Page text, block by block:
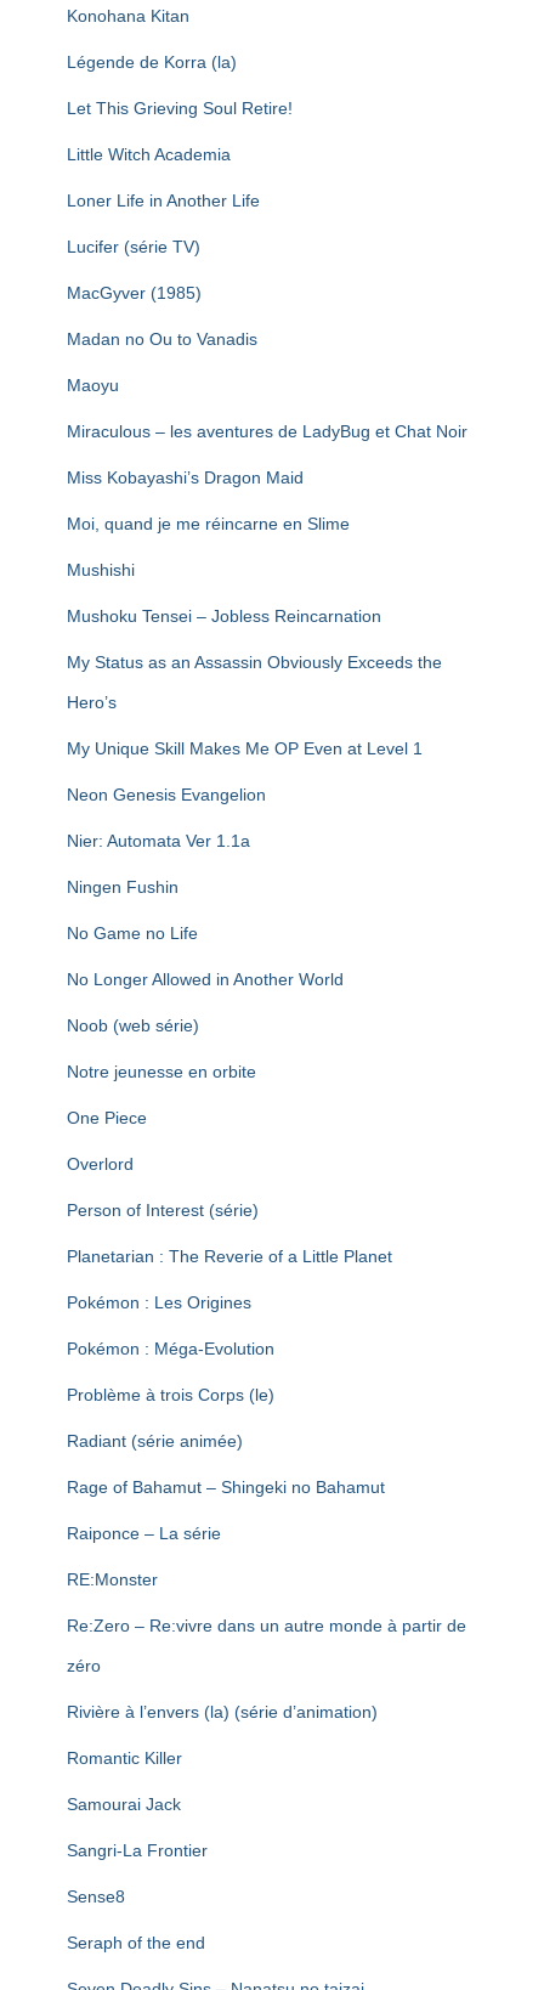
Konohana Kitan
Légende de Korra (la)
Let This Grieving Soul Retire!
Little Witch Academia
Loner Life in Another Life
Lucifer (série TV)
MacGyver (1985)
Madan no Ou to Vanadis
Maoyu
Miraculous – les aventures de LadyBug et Chat Noir
Miss Kobayashi’s Dragon Maid
Moi, quand je me réincarne en Slime
Mushishi
Mushoku Tensei – Jobless Reincarnation
My Status as an Assassin Obviously Exceeds the
Hero’s
My Unique Skill Makes Me OP Even at Level 1
Neon Genesis Evangelion
Nier: Automata Ver 1.1a
Ningen Fushin
No Game no Life
No Longer Allowed in Another World
Noob (web série)
Notre jeunesse en orbite
One Piece
Overlord
Person of Interest (série)
Planetarian : The Reverie of a Little Planet
Pokémon : Les Origines
Pokémon : Méga-Evolution
Problème à trois Corps (le)
Radiant (série animée)
Rage of Bahamut – Shingeki no Bahamut
Raiponce – La série
RE:Monster
Re:Zero – Re:vivre dans un autre monde à partir de
zéro
Rivière à l’envers (la) (série d’animation)
Romantic Killer
Samourai Jack
Sangri-La Frontier
Sense8
Seraph of the end